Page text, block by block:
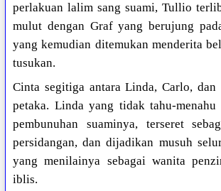
perlakuan lalim sang suami, Tullio
mulut dengan Graf yang berujung
yang kemudian ditemukan menderita
tusukan.
Cinta segitiga antara Linda, Carlo,
petaka. Linda yang tidak tahu-
pembunuhan suaminya, terseret
persidangan, dan dijadikan musuh
yang menilainya sebagai wanita
iblis.